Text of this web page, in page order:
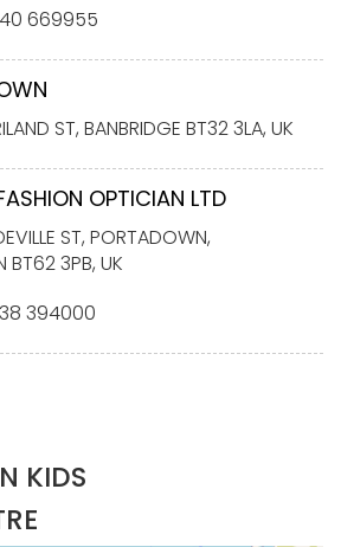
669955
ST, BANBRIDGE BT32 3LA, UK
OPTICIAN LTD
ST, PORTADOWN,
BT62 3PB, UK
394000
KIDS